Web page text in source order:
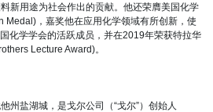
新用途为社会作出的贡献。他还荣膺美国化学
Medal)，嘉奖他在应用化学领域有所创新，使
化学学会的活跃成员，并在2019年荣获特拉华
Lecture Award)。
州盐湖城，是戈尔公司（“戈尔”）创始人